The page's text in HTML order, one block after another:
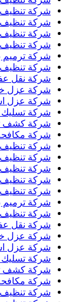
شركة
شركة تنظيف
شركة
شركة
شركة ترميم
شركة تنظيف
شركة نقل
شركة عزل
شركة عزل
شركة تسليك
شركة كشف
شركة
شركة تنظيف
شركة تنظيف
شركة تنظيف
شركة تنظيف
شركة تنظيف
شركة ترميم
شركة تنظيف
شركة نقل
شركة عزل
شركة عزل
شركة تسليك
شركة كشف
شركة
شركة تنظيف